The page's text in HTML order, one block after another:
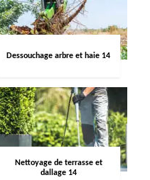
Dessouchage arbre et haie 14
Nettoyage de terrasse et
dallage 14